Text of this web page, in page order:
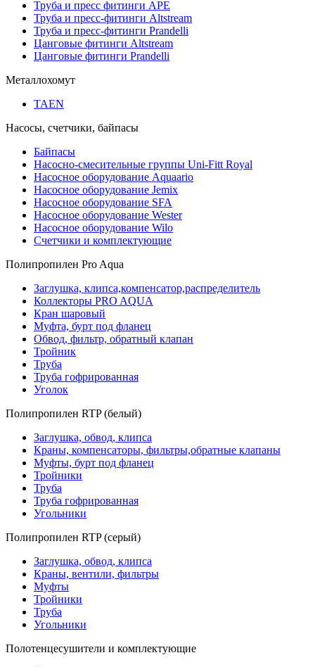
Труба и пресс фитинги APE
Труба и пресс-фитинги Altstream
Труба и пресс-фитинги Prandelli
Цанговые фитинги Altstream
Цанговые фитинги Prandelli
Металлохомут
TAEN
Насосы, счетчики, байпасы
Байпасы
Насосно-смесительные группы Uni-Fitt Royal
Насосное оборудование Aquaario
Насосное оборудование Jemix
Насосное оборудование SFA
Насосное оборудование Wester
Насосное оборудование Wilo
Счетчики и комплектующие
Полипропилен Pro Aqua
Заглушка, клипса,компенсатор,распределитель
Коллекторы PRO AQUA
Кран шаровый
Муфта, бурт под фланец
Обвод, фильтр, обратный клапан
Тройник
Труба
Труба гофрированная
Уголок
Полипропилен RTP (белый)
Заглушка, обвод, клипса
Краны, компенсаторы, фильтры,обратные клапаны
Муфты, бурт под фланец
Тройники
Труба
Труба гофрированная
Угольники
Полипропилен RTP (серый)
Заглушка, обвод, клипса
Краны, вентили, фильтры
Муфты
Тройники
Труба
Угольники
Полотенцесушители и комплектующие